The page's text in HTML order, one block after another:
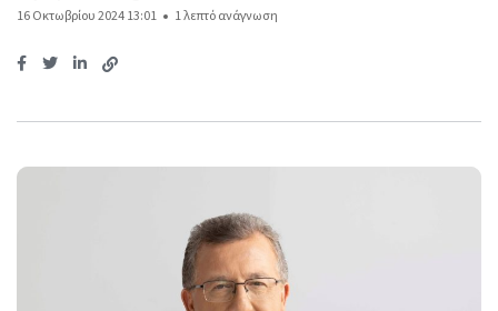
16 Οκτωβρίου 2024 13:01 1 λεπτό ανάγνωση